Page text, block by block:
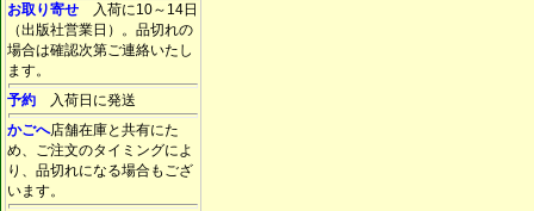
お取り寄せ 入荷に10～14日
（出版社営業日）。品切れの
場合は確認次第ご連絡いたし
ます。
予約 入荷日に発送
かごへ店舗在庫と共有にた
め、ご注文のタイミングによ
り、品切れになる場合もござ
います。